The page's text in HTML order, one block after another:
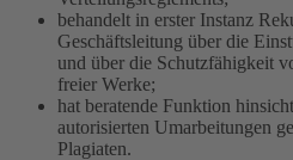
behandelt in erster Instanz
Geschäftsleitung über die
und über die Schutzfähigkeit
freier Werke;
hat beratende Funktion
autorisierten Umarbeitungen
Plagiaten.